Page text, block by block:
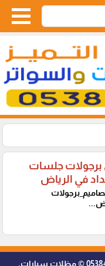
برجولات جلسات
في الرياض
ظلال التميز للمظلات والسواتر - 0538402607 © مظلات سيارات,